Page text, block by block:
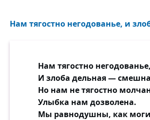
Нам тягостно негодованье, и
Нам тягостно негодованье,
И злоба дельная —
Но нам не тягостно
Улыбка нам дозволена.
Мы равнодушны, как